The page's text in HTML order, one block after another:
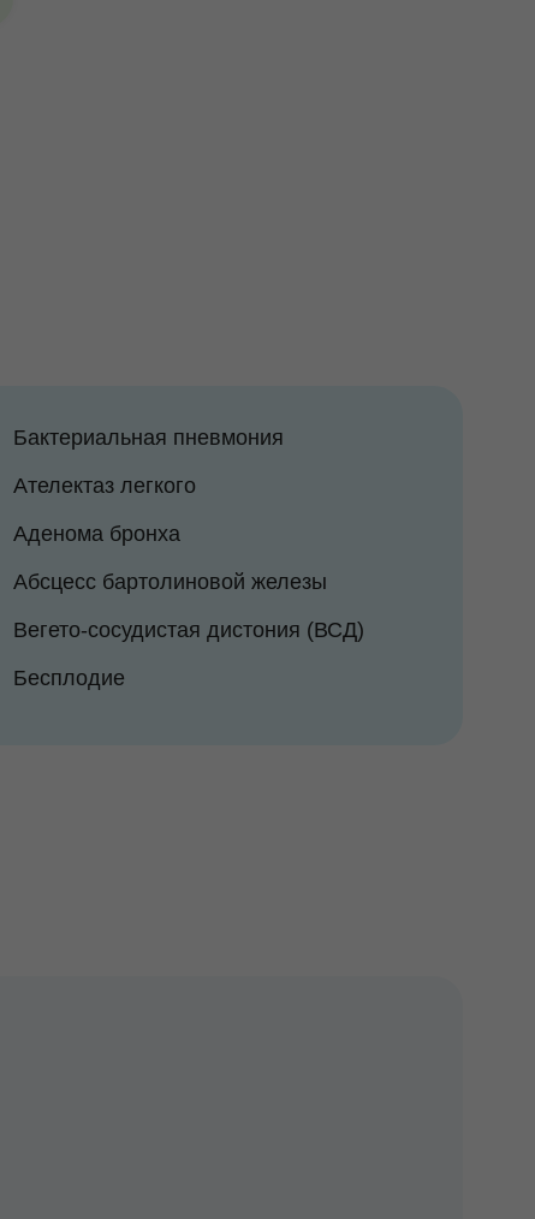
Бактериальная пневмония
Ателектаз легкого
Аденома бронха
Абсцесс бартолиновой железы
Вегето-сосудистая дистония (ВСД)
Бесплодие